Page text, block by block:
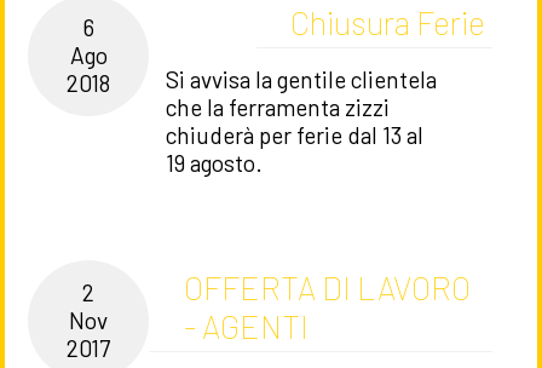
6
Ago
2018
Chiusura Ferie
Si avvisa la gentile clientela
che la ferramenta zizzi
chiuderà per ferie dal 13 al
19 agosto.
2
Nov
2017
OFFERTA DI LAVORO
- AGENTI